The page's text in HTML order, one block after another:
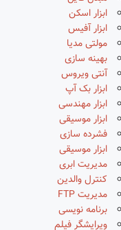
ابزار اسکن
ابزار آفیس
مولتی مدیا
بهینه سازی
آنتی ویروس
ابزار بک آپ
ابزار مهندسی
ابزار موسیقی
فشرده سازی
ابزار موسیقی
مدیریت ابری
کنترل والدین
مدیریت FTP
برنامه نویسی
ویرایشگر فیلم